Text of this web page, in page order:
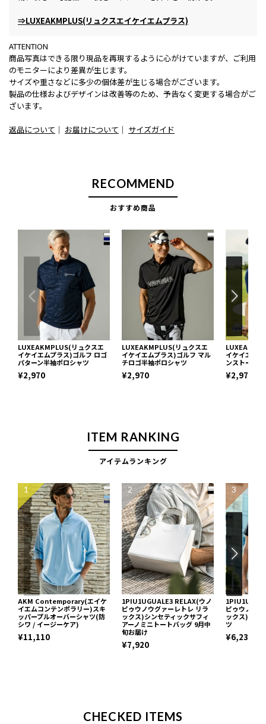
⇒LUXEAKMPLUS(リュクスエイケイエムプラス)
ATTENTION
商品写真はできる限り現品を再現するように心がけていますが、ご利用
のモニターにより差異が生じます。
サイズや重さなどに多少の個体差が生じる場合がございます。
製品の仕様およびデザインは改善等のため、予告なく変更する場合がご
ざいます。
返品について ｜ お届けについて ｜ サイズガイド
RECOMMEND
おすすめ商品
LUXEAKMPLUS(リュクスエ
イケイエムプラス)ゴルフ ロゴ
パターン半袖ポロシャツ
¥2,970
LUXEAKMPLUS(リュクスエ
イケイエムプラス)ゴルフ マル
チロゴ半袖ポロシャツ
¥2,970
イケイエム
ンストーン
¥2,970
ITEM RANKING
アイテムランキング
1
AKM Contemporary(エイケ
イエムコンテンポラリー)スキ
ッパープルオーバーシャツ(防
シワ / イージーケア)
¥11,110
2
1PIU1UGUALE3 RELAX(ウノ
ピゥウノウグァーレトレ リラ
ックス)シンセティックサフィ
アーノミニトートバッグ 9月中
旬お届け
¥7,920
3
ピゥウノウ
ックス)ネッ
ツ
¥6,237
CHECKED ITEMS